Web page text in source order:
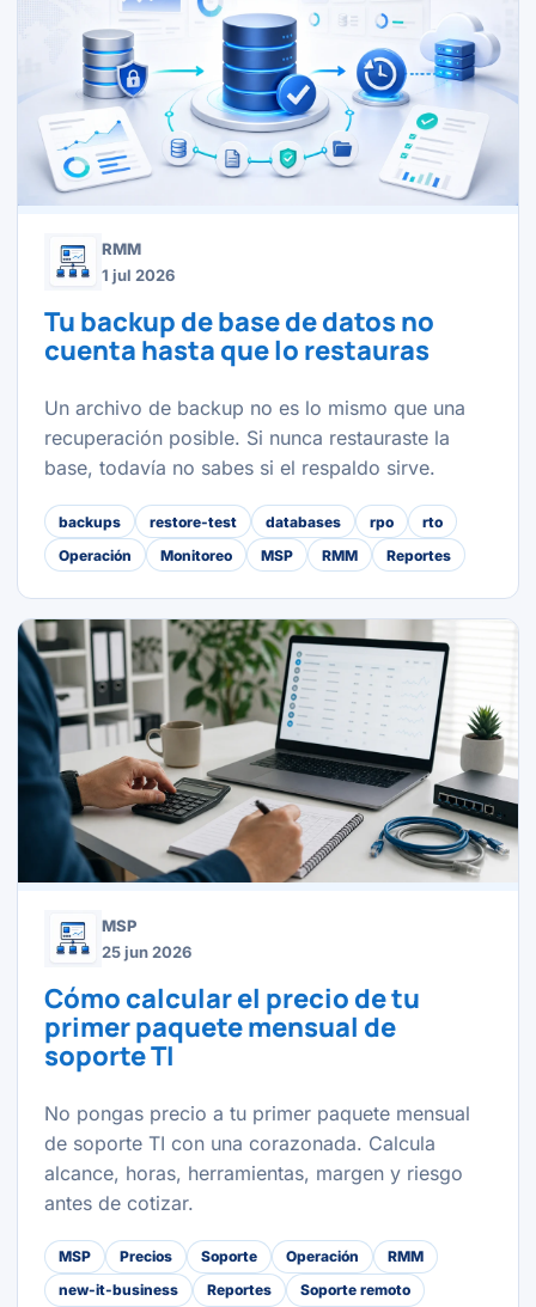
RMM
1 jul 2026
Tu backup de base de datos no
cuenta hasta que lo restauras
Un archivo de backup no es lo mismo que una
recuperación posible. Si nunca restauraste la
base, todavía no sabes si el respaldo sirve.
backups restore-test databases rpo
rto
Operación
Monitoreo MSP RMM Reportes
MSP
25 jun 2026
Cómo calcular el precio de tu
primer paquete mensual de
soporte TI
No pongas precio a tu primer paquete mensual
de soporte TI con una corazonada. Calcula
alcance, horas, herramientas, margen y riesgo
antes de cotizar.
MSP Precios Soporte Operación
RMM
new-it-business
Reportes Soporte remoto